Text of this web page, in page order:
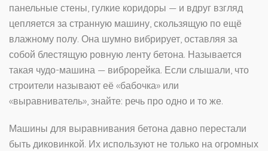
панельные стены, гулкие коридоры — и вдруг взгляд
цепляется за странную машину, скользящую по ещё
влажному полу. Она шумно вибрирует, оставляя за
собой блестящую ровную ленту бетона. Называется
такая чудо-машина — виброрейка. Если слышали, что
строители называют её «бабочка» или
«выравниватель», знайте: речь про одно и то же.
Машины для выравнивания бетона давно перестали
быть диковинкой. Их используют не только на огромных